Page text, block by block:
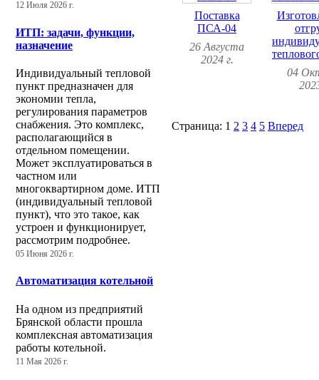
12 Июля 2026 г.
ИТП: задачи, функции,
назначение
Индивидуальный тепловой
пункт предназначен для
экономии тепла,
регулирования параметров
снабжения. Это комплекс,
располагающийся в
отдельном помещении.
Может эксплуатироваться в
частном или
многоквартирном доме. ИТП
(индивидуальный тепловой
пункт), что это такое, как
устроен и функционирует,
рассмотрим подробнее.
05 Июня 2026 г.
Автоматизация котельной
На одном из предприятий
Брянской области прошла
комплексная автоматизация
работы котельной.
11 Мая 2026 г.
Поставка
ПСА-04
26 Августа
2024 г.
04
Страница: 1 2 3 4 5 Вперед